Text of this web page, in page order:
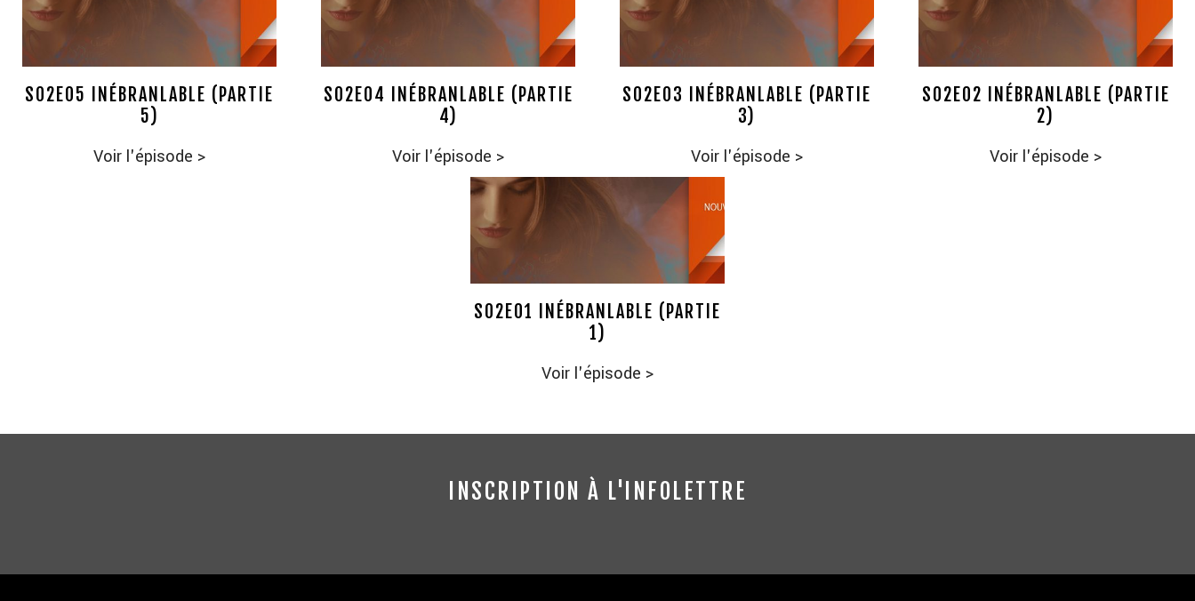
S02E05 INÉBRANLABLE (PARTIE
5)
Voir l'épisode >
S02E04 INÉBRANLABLE (PARTIE
4)
Voir l'épisode >
S02E03 INÉBRANLABLE (PARTIE
3)
Voir l'épisode >
S02E02 INÉBRANLABLE (PARTIE
2)
Voir l'épisode >
S02E01 INÉBRANLABLE (PARTIE
1)
Voir l'épisode >
INSCRIPTION À L'INFOLETTRE